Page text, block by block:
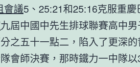
會議5、25:21和25:16克服重
九屆中國中先生排球聯賽高中
之五十一點二，陷入了更深
會師決賽，那時鐵力一中隊